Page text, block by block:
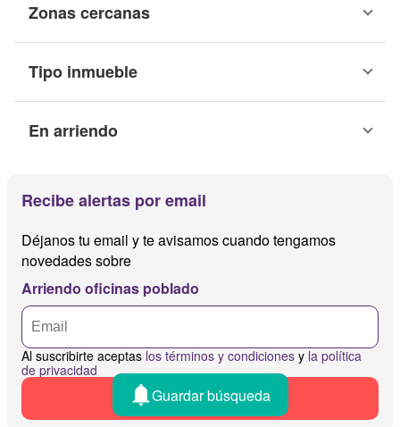
Zonas cercanas
Tipo inmueble
En arriendo
Recibe alertas por email
Déjanos tu email y te avisamos cuando tengamos
novedades sobre
Arriendo oficinas poblado
Al suscribirte aceptas los términos y condiciones y la política
de privacidad
Recibir alertas
Guardar búsqueda